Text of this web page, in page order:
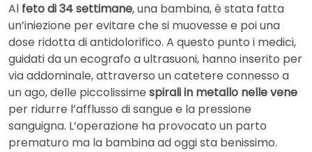
Al feto di 34 settimane, una bambina, è stata fatta
un’iniezione per evitare che si muovesse e poi una
dose ridotta di antidolorifico. A questo punto i medici,
guidati da un ecografo a ultrasuoni, hanno inserito per
via addominale, attraverso un catetere connesso a
un ago, delle piccolissime spirali in metallo nelle vene
per ridurre l’afflusso di sangue e la pressione
sanguigna. L’operazione ha provocato un parto
prematuro ma la bambina ad oggi sta benissimo.